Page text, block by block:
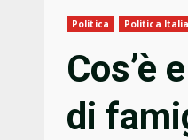
Politica Politica
Cos’è
di